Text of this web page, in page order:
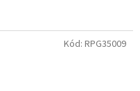
Kód: RPG35009